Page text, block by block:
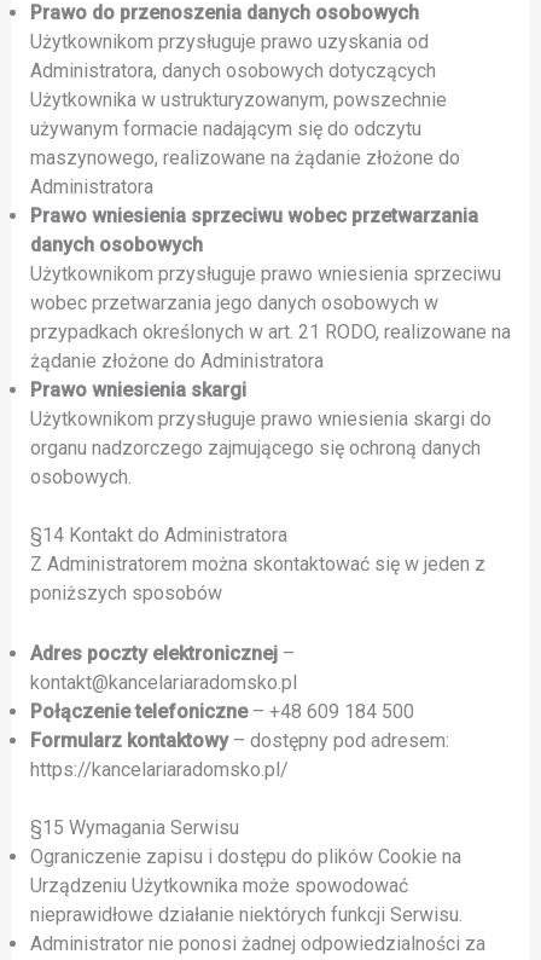
Prawo do przenoszenia danych osobowych
Użytkownikom przysługuje prawo uzyskania od
Administratora, danych osobowych dotyczących
Użytkownika w ustrukturyzowanym, powszechnie
używanym formacie nadającym się do odczytu
maszynowego, realizowane na żądanie złożone do
Administratora
Prawo wniesienia sprzeciwu wobec przetwarzania
danych osobowych
Użytkownikom przysługuje prawo wniesienia sprzeciwu
wobec przetwarzania jego danych osobowych w
przypadkach określonych w art. 21 RODO, realizowane na
żądanie złożone do Administratora
Prawo wniesienia skargi
Użytkownikom przysługuje prawo wniesienia skargi do
organu nadzorczego zajmującego się ochroną danych
osobowych.
§14 Kontakt do Administratora
Z Administratorem można skontaktować się w jeden z
poniższych sposobów
Adres poczty elektronicznej–
kontakt@kancelariaradomsko.pl
Połączenie telefoniczne– +48 609 184 500
Formularz kontaktowy– dostępny pod adresem:
https://kancelariaradomsko.pl/
§15 Wymagania Serwisu
Ograniczenie zapisu i dostępu do plików Cookie na
Urządzeniu Użytkownika może spowodować
nieprawidłowe działanie niektórych funkcji Serwisu.
Administrator nie ponosi żadnej odpowiedzialności za